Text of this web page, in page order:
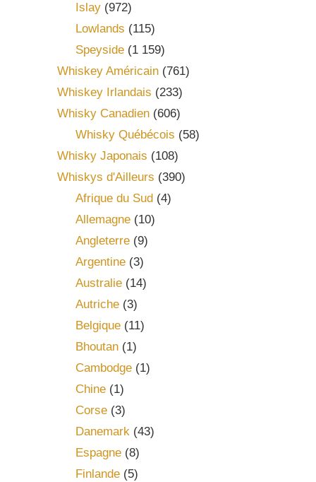
Islay(972)
Lowlands (115)
Speyside(1 159)
Whiskey Américain (761)
Whiskey Irlandais (233)
Whisky Canadien (606)
Whisky Québécois (58)
Whisky Japonais (108)
Whiskys d'Ailleurs (390)
Afrique du Sud (4)
Allemagne(10)
Angleterre(9)
Argentine(3)
Australie(14)
Autriche(3)
Belgique(11)
Bhoutan(1)
Cambodge(1)
Chine(1)
Corse(3)
Danemark(43)
Espagne(8)
Finlande(5)